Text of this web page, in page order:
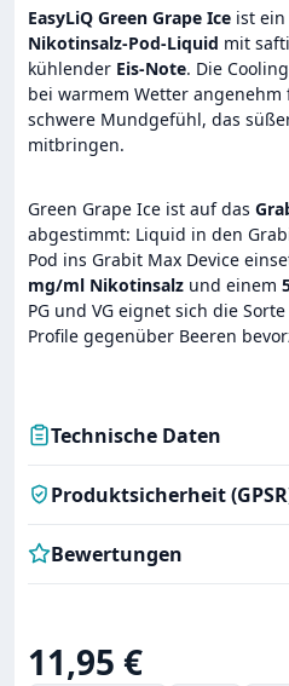
EasyLiQ Green Grape Ice ist
Nikotinsalz-Pod-Liquid mit
kühlender Eis-Note. Die
bei warmem Wetter
schwere Mundgefühl, das
mitbringen.
Green Grape Ice ist auf das
abgestimmt: Liquid in den
Pod ins Grabit Max Device
mg/ml Nikotinsalz und einem
PG und VG eignet sich die
Profile gegenüber Beeren
Technische Daten
Produktsicherheit
Bewertungen
Regulärer Preis:
11,95 €